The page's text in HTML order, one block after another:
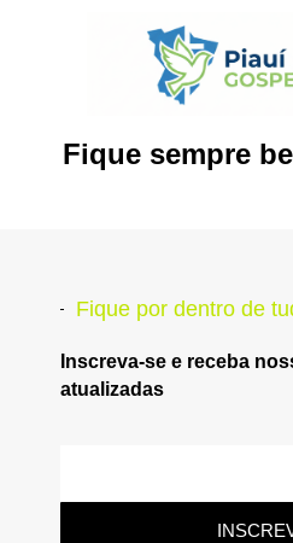
Fique sempre
Fique por dentro de
Inscreva-se e receba
atualizadas